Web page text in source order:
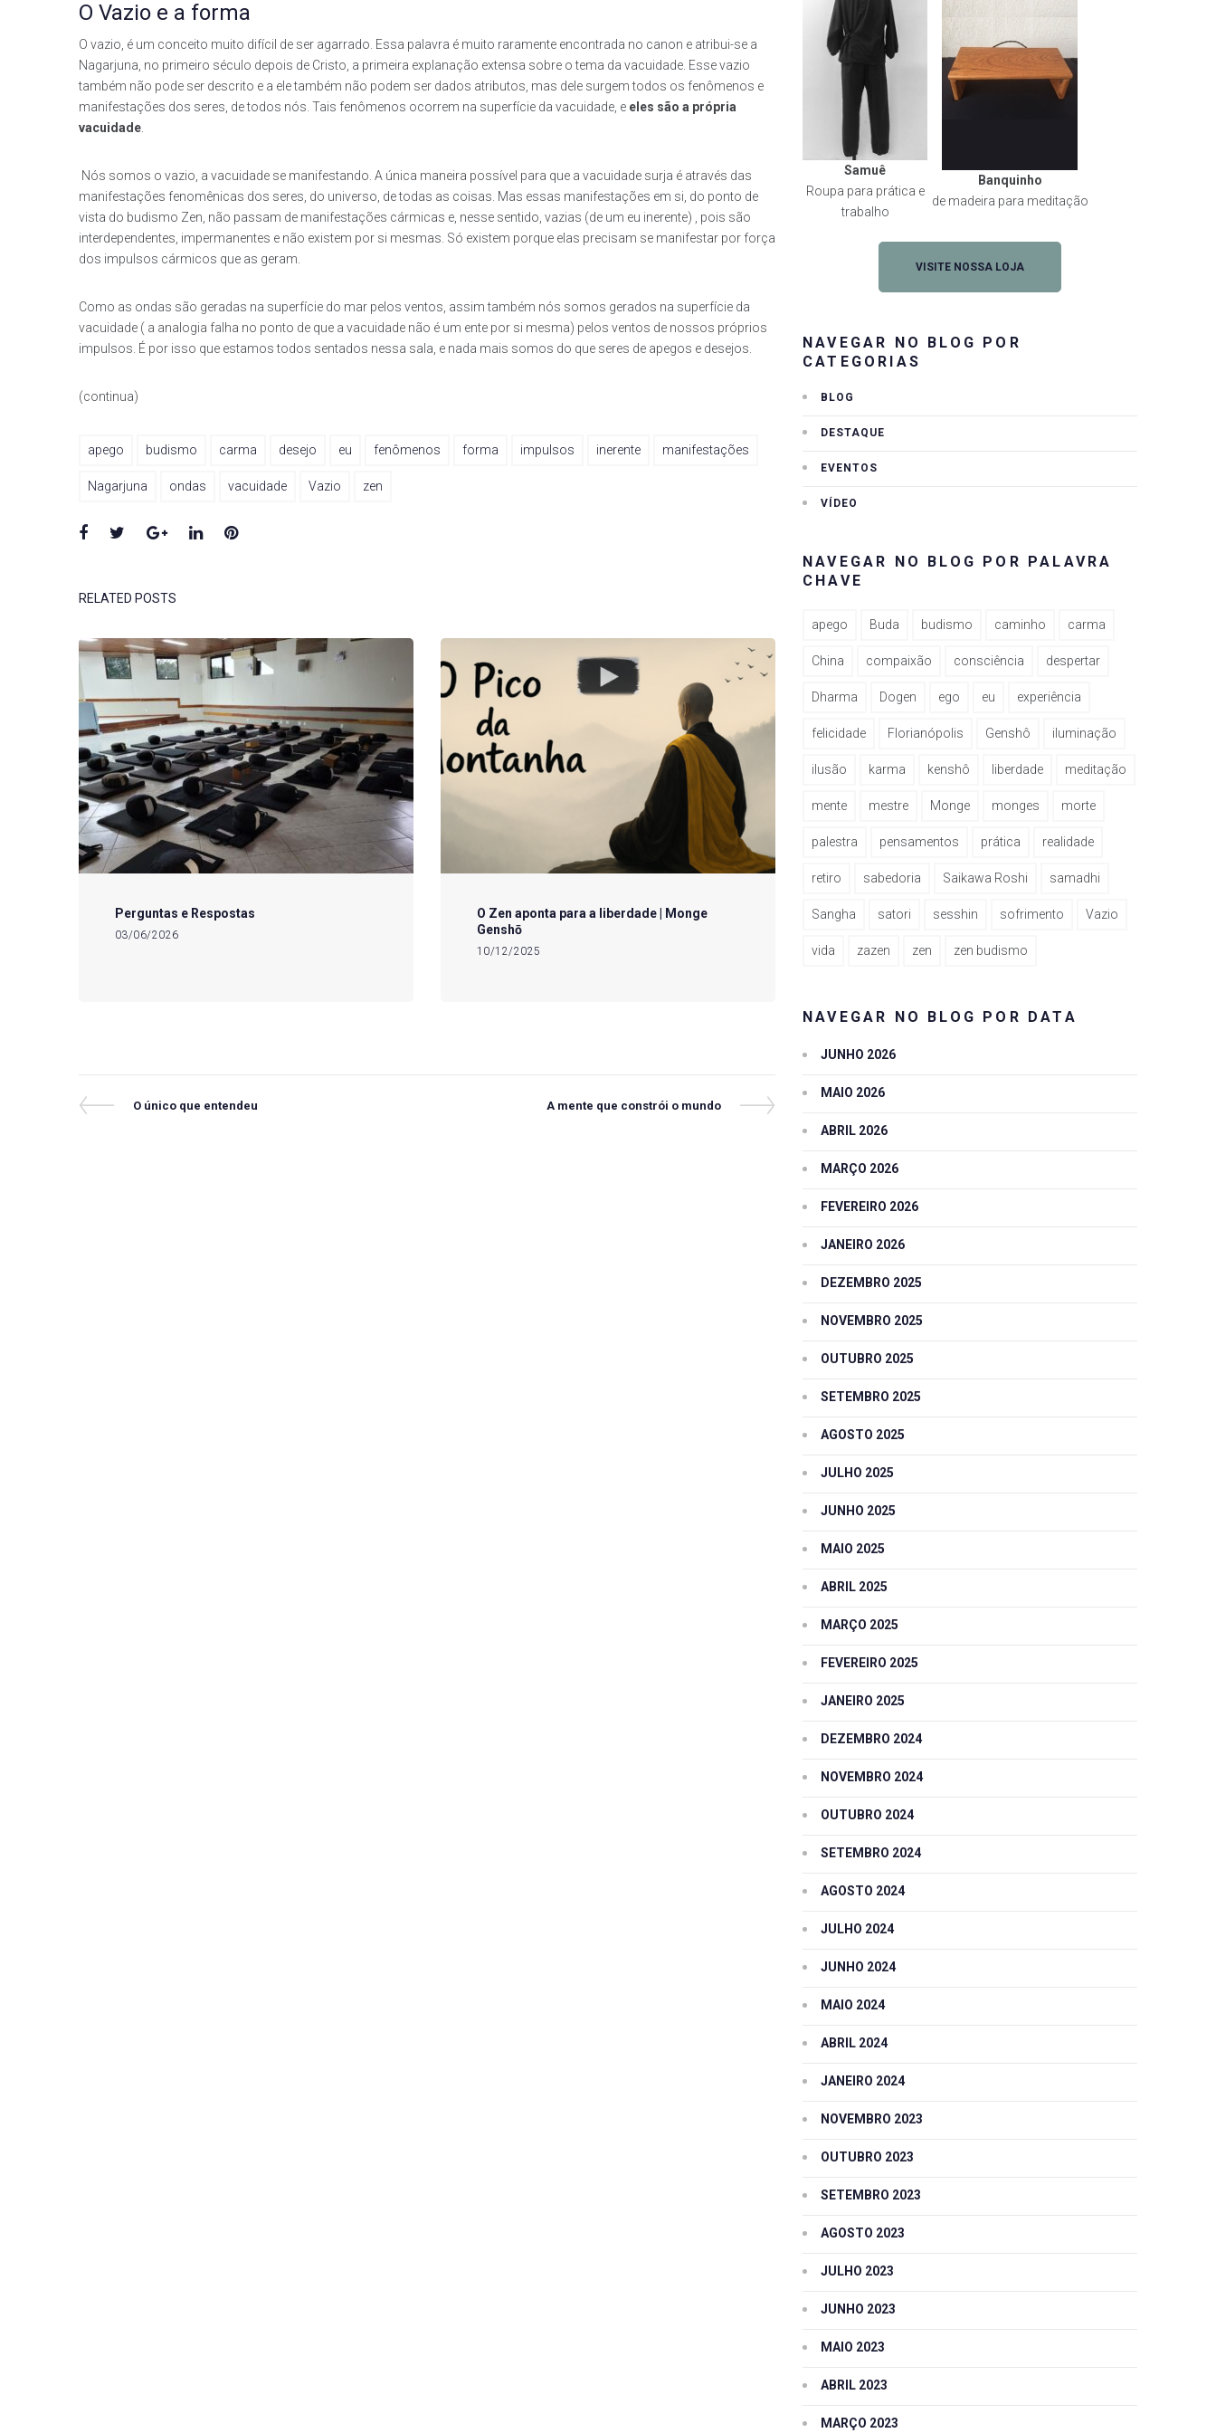
O Vazio e a forma
O vazio, é um conceito muito difícil de ser agarrado. Essa palavra é muito raramente encontrada no canon e atribui-se a
Nagarjuna, no primeiro século depois de Cristo, a primeira explanação extensa sobre o tema da vacuidade. Esse vazio
também não pode ser descrito e a ele também não podem ser dados atributos, mas dele surgem todos os fenômenos e
manifestações dos seres, de todos nós. Tais fenômenos ocorrem na superfície da vacuidade, e eles são a própria
vacuidade
Nós somos o vazio, a vacuidade se manifestando. A única maneira possível para que a vacuidade surja é através das
manifestações fenomênicas dos seres, do universo, de todas as coisas. Mas essas manifestações em si, do ponto de
vista do budismo Zen, não passam de manifestações cármicas e, nesse sentido, vazias (de um eu inerente) , pois são
interdependentes, impermanentes e não existem por si mesmas. Só existem porque elas precisam se manifestar por força
dos impulsos cármicos que as geram.
Como as ondas são geradas na superfície do mar pelos ventos, assim também nós somos gerados na superfície da
vacuidade ( a analogia falha no ponto de que a vacuidade não é um ente por si mesma) pelos ventos de nossos próprios
impulsos. É por isso que estamos todos sentados nessa sala, e nada mais somos do que seres de apegos e desejos.
(continua)
apego budismo carma desejo eu fenômenos forma impulsos inerente manifestações
Nagarjuna ondas vacuidade Vazio zen
Facebook
TwitterGoogle+LinkedInPinterest
RELATED POSTS
Perguntas e Respostas
03/06/2026
O Zen aponta para a liberdade | Monge
Genshō
10/12/2025
Navegação
Previous
O único que entendeu
Next
A mente que constrói o mundo
Samuê
Roupa para prática e
trabalho
Banquinho
de madeira para meditação
VISITE NOSSA LOJA
NAVEGAR NO BLOG POR
CATEGORIAS
BLOG
DESTAQUE
EVENTOS
VÍDEO
NAVEGAR NO BLOG POR PALAVRA
CHAVE
apego Buda budismo caminho carma
China compaixão consciência despertar
Dharma Dogen ego eu experiência
felicidade Florianópolis Genshô iluminação
ilusão karma kenshô liberdade meditação
mente mestre Monge monges morte
palestra pensamentos prática realidade
retiro sabedoria Saikawa Roshi samadhi
Sangha satori sesshin sofrimento Vazio
vida zazen zen zen budismo
NAVEGAR NO BLOG POR DATA
JUNHO 2026
MAIO 2026
ABRIL 2026
MARÇO 2026
FEVEREIRO 2026
JANEIRO 2026
DEZEMBRO 2025
NOVEMBRO 2025
OUTUBRO 2025
SETEMBRO 2025
AGOSTO 2025
JULHO 2025
JUNHO 2025
MAIO 2025
ABRIL 2025
MARÇO 2025
FEVEREIRO 2025
JANEIRO 2025
DEZEMBRO 2024
NOVEMBRO 2024
OUTUBRO 2024
SETEMBRO 2024
AGOSTO 2024
JULHO 2024
JUNHO 2024
MAIO 2024
ABRIL 2024
JANEIRO 2024
NOVEMBRO 2023
OUTUBRO 2023
SETEMBRO 2023
AGOSTO 2023
JULHO 2023
JUNHO 2023
MAIO 2023
ABRIL 2023
MARÇO 2023